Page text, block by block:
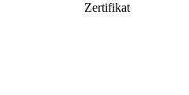
Zertifikat